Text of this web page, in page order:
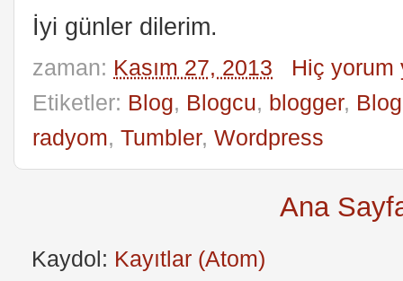
İyi günler dilerim.
zaman: Kasım 27, 2013
Hiç
Etiketler: Blog, Blogcu, blogger,
radyom, Tumbler, Wordpress
Ana
Kaydol: Kayıtlar (Atom)